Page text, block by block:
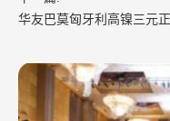
华友巴莫匈牙利高镍三元